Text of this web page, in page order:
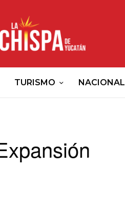
TURISMO NACIONAL